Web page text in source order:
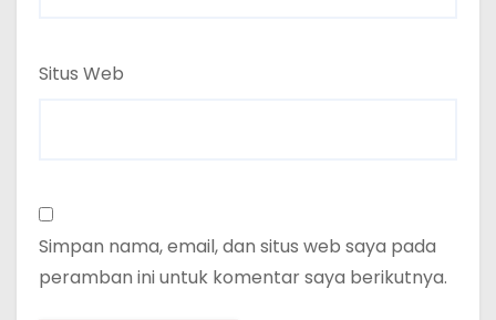
Situs Web
Simpan nama, email, dan situs web saya pada
peramban ini untuk komentar saya berikutnya.